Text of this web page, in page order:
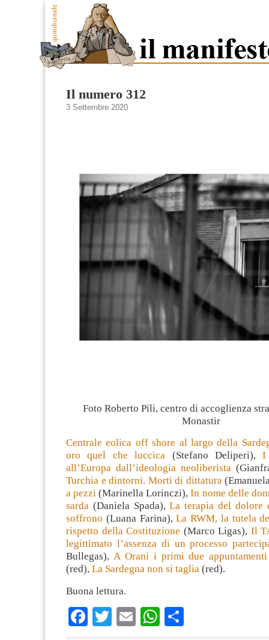
Il numero 312
3 Settembre 2020
Foto Roberto Pili, centro di accoglienza
Monastir
Centrale eolica off shore al largo della
oro quel che luccica (Stefano Deliperi),I
all’Europa dall’ideologia neoliberista
Turchia e dintorni. Morti di dittatura
a pezzi (Marinella Lorinczi),In nome delle
sarda (Daniela Spada),La terapia del dolore
soffrono (Luana Farina),La RWM, la tutela
rispetto della Costituzione (Marco Ligas), Il
legittimato l’assenza di un processo
Bullegas), A Orani i primi due
(red), La Sardegna non si taglia (red).
Buona lettura.
Facebook
TwitterEmailWhatsApp